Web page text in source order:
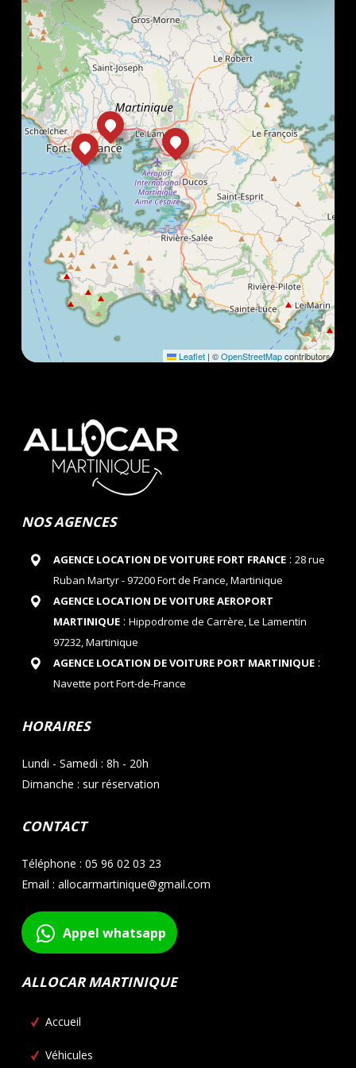
Leaflet | ©OpenStreetMapcontributors
NOS AGENCES
AGENCE LOCATION DE VOITURE FORT FRANCE: 28 rue
Ruban Martyr - 97200 Fort de France, Martinique
AGENCE LOCATION DE VOITURE AEROPORT
MARTINIQUE: Hippodrome de Carrère, Le Lamentin
97232, Martinique
AGENCE LOCATION DE VOITURE PORT MARTINIQUE:
Navette port Fort-de-France
HORAIRES
Lundi - Samedi : 8h - 20h
Dimanche : sur réservation
CONTACT
Téléphone : 05 96 02 03 23
Email : allocarmartinique@gmail.com
Appel whatsapp
ALLOCAR MARTINIQUE
Accueil
Véhicules